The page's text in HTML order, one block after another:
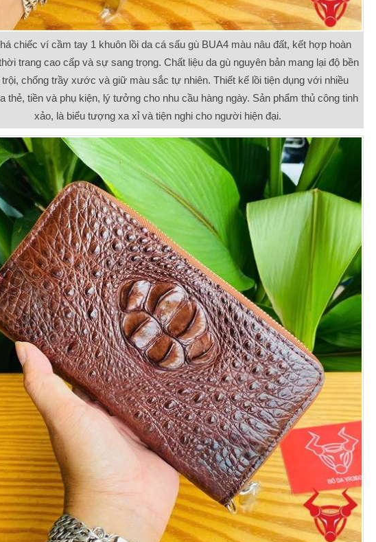
chiếc ví cầm tay 1 khuôn lồi da cá sấu gù BUA4 màu nâu đất, kết hợp hoàn
trang cao cấp và sự sang trọng. Chất liệu da gù nguyên bản mang lại độ bền
chống trầy xước và giữ màu sắc tự nhiên. Thiết kế lồi tiện dụng với nhiều
thẻ, tiền và phụ kiện, lý tưởng cho nhu cầu hàng ngày. Sản phẩm thủ công tinh
xảo, là biểu tượng xa xỉ và tiện nghi cho người hiện đại.